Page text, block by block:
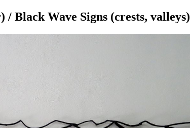
Black Wave Signs (crests, valleys)